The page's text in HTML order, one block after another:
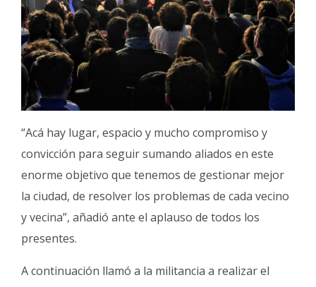
“Acá hay lugar, espacio y mucho compromiso y
convicción para seguir sumando aliados en este
enorme objetivo que tenemos de gestionar mejor
la ciudad, de resolver los problemas de cada vecino
y vecina”, añadió ante el aplauso de todos los
presentes.
A continuación llamó a la militancia a realizar el